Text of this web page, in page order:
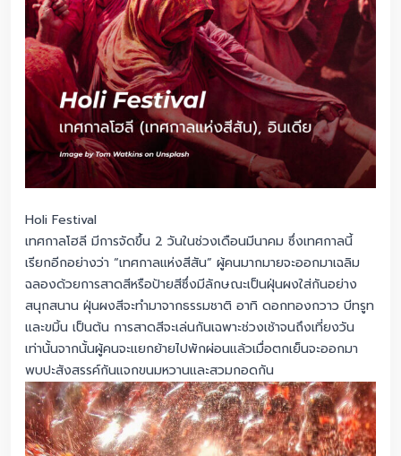
Holi Festival
เทศกาลโฮลี มีการจัดขึ้น 2 วันในช่วงเดือนมีนาคม ซึ่งเทศกาลนี้
เรียกอีกอย่างว่า “เทศกาลแห่งสีสัน” ผู้คนมากมายจะออกมาเฉลิม
ฉลองด้วยการสาดสีหรือป้ายสีซึ่งมีลักษณะเป็นฝุ่นผงใส่กันอย่าง
สนุกสนาน ฝุ่นผงสีจะทำมาจากธรรมชาติ อาทิ ดอกทองกวาว บีทรูท
และขมิ้น เป็นต้น การสาดสีจะเล่นกันเฉพาะช่วงเช้าจนถึงเที่ยงวัน
เท่านั้นจากนั้นผู้คนจะแยกย้ายไปพักผ่อนแล้วเมื่อตกเย็นจะออกมา
พบปะสังสรรค์กันแจกขนมหวานและสวมกอดกัน